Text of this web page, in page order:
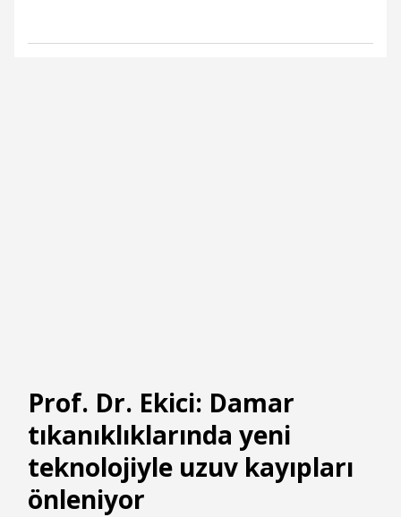
Prof. Dr. Ekici: Damar
tıkanıklıklarında yeni
teknolojiyle uzuv kayıpları
önleniyor